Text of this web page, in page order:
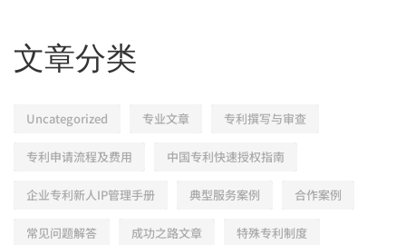
文章分类
Uncategorized 专业文章 专利撰写与审查
专利申请流程及费用 中国专利快速授权指南
企业专利新人IP管理手册 典型服务案例 合作案例
常见问题解答 成功之路文章 特殊专利制度